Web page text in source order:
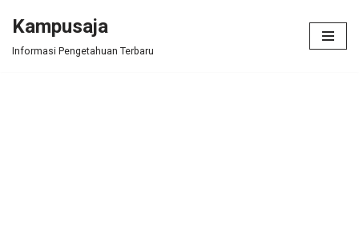
Skip
Kampusaja
Informasi Pengetahuan Terbaru